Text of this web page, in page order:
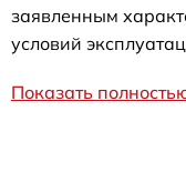
заявленным
условий
Показать